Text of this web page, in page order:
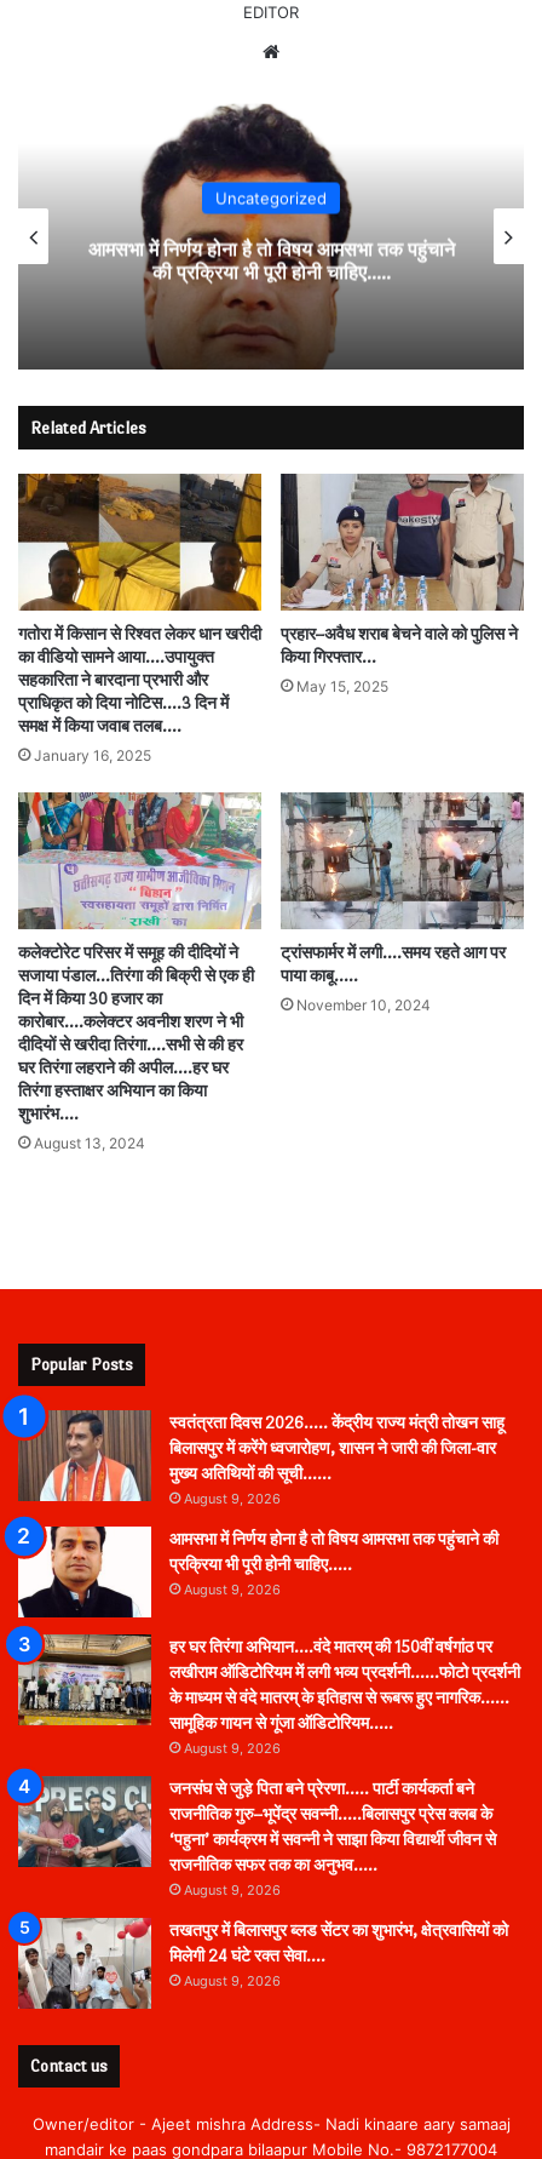
EDITOR
Uncategorized
आमसभा में निर्णय होना है तो विषय आमसभा तक पहुंचाने
की प्रक्रिया भी पूरी होनी चाहिए…..
Related Articles
गतोरा में किसान से रिश्वत लेकर धान खरीदी
का वीडियो सामने आया….उपायुक्त
सहकारिता ने बारदाना प्रभारी और
प्राधिकृत को दिया नोटिस….3 दिन में
समक्ष में किया जवाब तलब….
January 16, 2025
प्रहार–अवैध शराब बेचने वाले को पुलिस ने
किया गिरफ्तार…
May 15, 2025
कलेक्टोरेट परिसर में समूह की दीदियों ने
सजाया पंडाल…तिरंगा की बिक्री से एक ही
दिन में किया 30 हजार का
कारोबार….कलेक्टर अवनीश शरण ने भी
दीदियों से खरीदा तिरंगा….सभी से की हर
घर तिरंगा लहराने की अपील….हर घर
तिरंगा हस्ताक्षर अभियान का किया
शुभारंभ….
August 13, 2024
ट्रांसफार्मर में लगी….समय रहते आग पर
पाया काबू…..
November 10, 2024
Popular Posts
स्वतंत्रता दिवस 2026….. केंद्रीय राज्य मंत्री तोखन साहू
बिलासपुर में करेंगे ध्वजारोहण, शासन ने जारी की जिला-वार
मुख्य अतिथियों की सूची……
August 9, 2026
आमसभा में निर्णय होना है तो विषय आमसभा तक पहुंचाने की
प्रक्रिया भी पूरी होनी चाहिए…..
August 9, 2026
हर घर तिरंगा अभियान….वंदे मातरम् की 150वीं वर्षगांठ पर
लखीराम ऑडिटोरियम में लगी भव्य प्रदर्शनी……फोटो प्रदर्शनी
के माध्यम से वंदे मातरम् के इतिहास से रूबरू हुए नागरिक……
सामूहिक गायन से गूंजा ऑडिटोरियम…..
August 9, 2026
जनसंघ से जुड़े पिता बने प्रेरणा….. पार्टी कार्यकर्ता बने
राजनीतिक गुरु–भूपेंद्र सवन्नी…..बिलासपुर प्रेस क्लब के
‘पहुना’ कार्यक्रम में सवन्नी ने साझा किया विद्यार्थी जीवन से
राजनीतिक सफर तक का अनुभव…..
August 9, 2026
तखतपुर में बिलासपुर ब्लड सेंटर का शुभारंभ, क्षेत्रवासियों को
मिलेगी 24 घंटे रक्त सेवा….
August 9, 2026
Contact us
Owner/editor - Ajeet mishra Address- Nadi kinaare aary samaaj
mandair ke paas gondpara bilaapur Mobile No.- 9872177004